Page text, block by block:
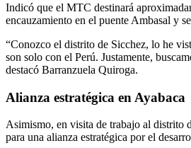
Indicó que el MTC destinará
encauzamiento en el puente Ambasal y
“Conozco el distrito de Sicchez, lo he
son solo con el Perú. Justamente,
destacó Barranzuela Quiroga.
Alianza estratégica en Ayabaca
Asimismo, en visita de trabajo al distrito
para una alianza estratégica por el